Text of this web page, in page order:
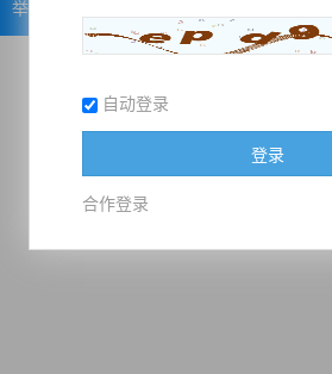
举报
自动登录
登录
合作登录